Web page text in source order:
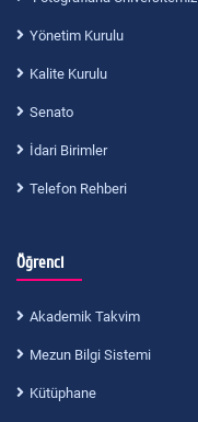
Yönetim Kurulu
Kalite Kurulu
Senato
İdari Birimler
Telefon Rehberi
Öğrenci
Akademik Takvim
Mezun Bilgi Sistemi
Kütüphane